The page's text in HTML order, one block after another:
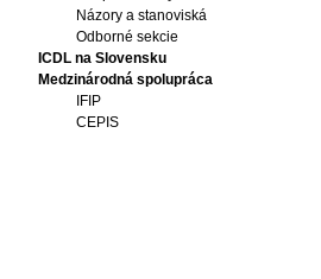
Názory a stanoviská
Odborné sekcie
ICDL na Slovensku
Medzinárodná spolupráca
IFIP
CEPIS